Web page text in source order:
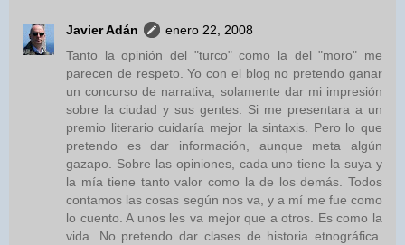
Javier Adán
enero 22, 2008
Tanto la opinión del "turco" como la del "moro" me
parecen de respeto. Yo con el blog no pretendo ganar
un concurso de narrativa, solamente dar mi impresión
sobre la ciudad y sus gentes. Si me presentara a un
premio literario cuidaría mejor la sintaxis. Pero lo que
pretendo es dar información, aunque meta algún
gazapo. Sobre las opiniones, cada uno tiene la suya y
la mía tiene tanto valor como la de los demás. Todos
contamos las cosas según nos va, y a mí me fue como
lo cuento. A unos les va mejor que a otros. Es como la
vida. No pretendo dar clases de historia etnográfica.